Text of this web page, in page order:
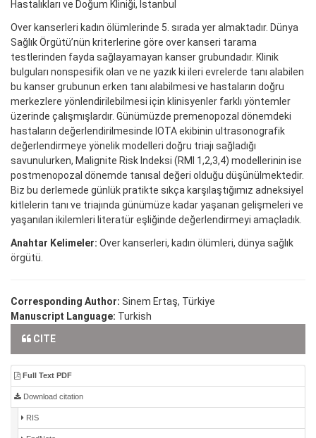
Hastalıkları ve Doğum Kliniği, İstanbul
Over kanserleri kadın ölümlerinde 5. sırada yer almaktadır. Dünya
Sağlık Örgütü’nün kriterlerine göre over kanseri tarama
testlerinden fayda sağlayamayan kanser grubundadır. Klinik
bulguları nonspesifik olan ve ne yazık ki ileri evrelerde tanı alabilen
bu kanser grubunun erken tanı alabilmesi ve hastaların doğru
merkezlere yönlendirilebilmesi için klinisyenler farklı yöntemler
üzerinde çalışmışlardır. Günümüzde premenopozal dönemdeki
hastaların değerlendirilmesinde IOTA ekibinin ultrasonografik
değerlendirmeye yönelik modelleri doğru triajı sağladığı
savunulurken, Malignite Risk Indeksi (RMI 1,2,3,4) modellerinin ise
postmenopozal dönemde tanısal değeri olduğu düşünülmektedir.
Biz bu derlemede günlük pratikte sıkça karşılaştığımız adneksiyel
kitlelerin tanı ve triajında günümüze kadar yaşanan gelişmeleri ve
yaşanılan ikilemleri literatür eşliğinde değerlendirmeyi amaçladık.
Anahtar Kelimeler: Over kanserleri, kadın ölümleri, dünya sağlık
örgütü.
Corresponding Author: Sinem Ertaş, Türkiye
Manuscript Language: Turkish
CITE
Full Text PDF
Download citation
RIS